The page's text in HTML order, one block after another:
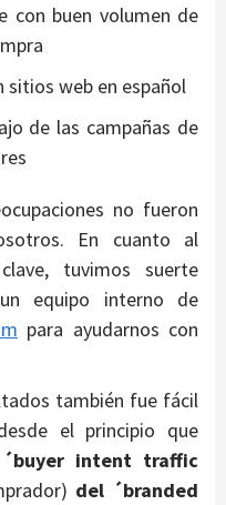
con buen volumen de
sitios web en español
de las campañas de
no fueron
En cuanto al
tuvimos suerte
equipo interno de
para ayudarnos con
también fue fácil
el principio que
intent traffic
del ´branded